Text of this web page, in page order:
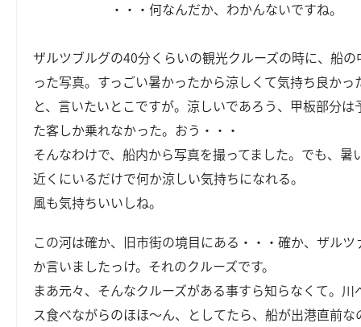
・・・何なんだか、わかんないですね。
ザルツブルグの40分くらいの観光クルーズの時に、船の
った写真。すっごい暑かったから涼しくて気持ち良かっ
と、言いたいとこですが。涼しいであろう、甲板部分は
た客しか乗れなかった。おう・・・
そんなわけで、船内から写真を撮ってました。でも、暑
近くにいるだけで何か涼しい気持ちになれる。
風も気持ちいいしね。
この河は確か、旧市街の境目にある・・・確か、ザルツ
か言いましたっけ。それのクルーズです。
まあ元々、そんなクルーズがある事すら知らなくて。川
ス食べながらのほほ～ん、としてたら、船が出港直前な